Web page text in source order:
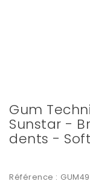
Gum
Sunstar -
dents -
Référence :